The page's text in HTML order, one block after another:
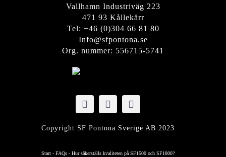
Vallhamn Industriväg 223
471 93 Kållekärr
Tel: +46 (0)304 66 81 80
Info@sfpontona.se
Org. nummer: 556715-5741
Copyright SF Pontona Sverige AB 2023
Start - FAQs - Hur säkerställs kvaliteten på SF1500 och SF1800?